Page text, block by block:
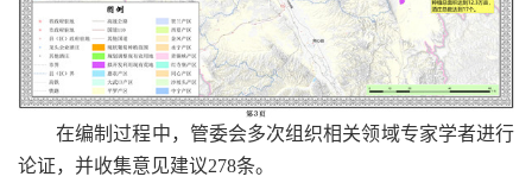
在编制过程中，管委会多次组织相关领域专家学者进行
论证，并收集意见建议278条。